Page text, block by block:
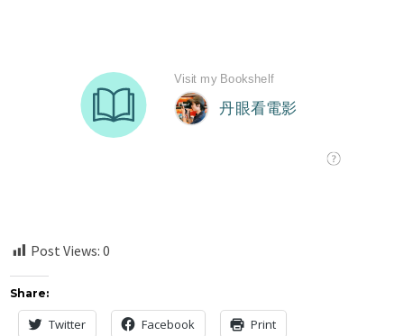
Post Views: 0
Share:
Twitter Facebook Print